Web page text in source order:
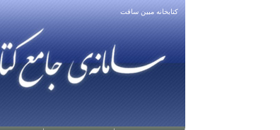
كتابخانه مبين سافت